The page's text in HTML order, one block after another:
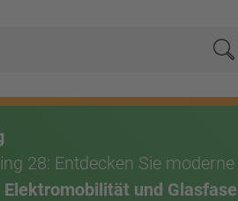
28: Entdecken Sie
und